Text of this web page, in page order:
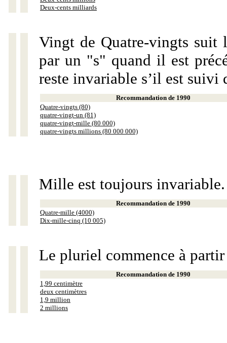
Deux-cents milliards
Vingt de Quatre-vingts suit
par un "s" quand il est
reste invariable s’il est suivi
Recommandation de 1990
Quatre-vingts (80)
quatre-vingt-un (81)
quatre-vingt-mille (80 000)
quatre-vingts millions (80 000 000)
Mille est toujours invariable.
Recommandation de 1990
Quatre-mille (4000)
Dix-mille-cinq (10 005)
Le pluriel commence à
Recommandation de 1990
1,99 centimètre
deux centimètres
1,9 million
2 millions